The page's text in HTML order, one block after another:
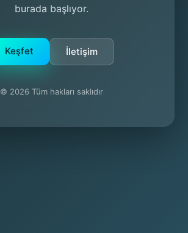
burada başlıyor.
Keşfet İletişim
© 2026 Tüm hakları saklıdır